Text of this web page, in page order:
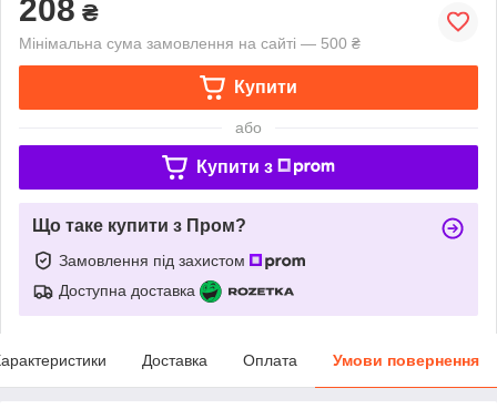
208 ₴
Мінімальна сума замовлення на сайті — 500 ₴
Купити
або
Купити з
Що таке купити з Пром?
Замовлення під захистом
Доступна доставка
Доставка Оплата Умови повернення